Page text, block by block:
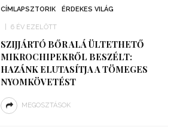
CÍMLAPSZTORIK ÉRDEKES VILÁG
6 ÉV EZELŐTT
SZIJJÁRTÓ BŐR ALÁ ÜLTETHETŐ
MIKROCHIPEKRŐL BESZÉLT:
HAZÁNK ELUTASÍTJA A TÖMEGES
NYOMKÖVETÉST
MEGOSZTÁSOK